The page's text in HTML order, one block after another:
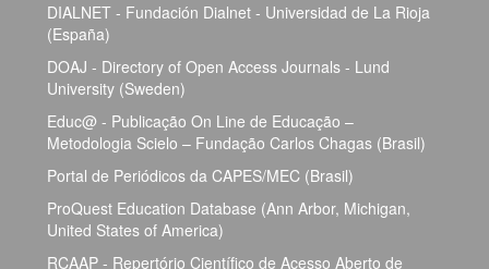
DIALNET - Fundación Dialnet - Universidad de La Rioja
(España)
DOAJ - Directory of Open Access Journals - Lund
University (Sweden)
Educ@ - Publicação On Line de Educação –
Metodologia Scielo – Fundação Carlos Chagas (Brasil)
Portal de Periódicos da CAPES/MEC (Brasil)
ProQuest Education Database (Ann Arbor, Michigan,
United States of America)
RCAAP - Repertório Científico de Acesso Aberto de